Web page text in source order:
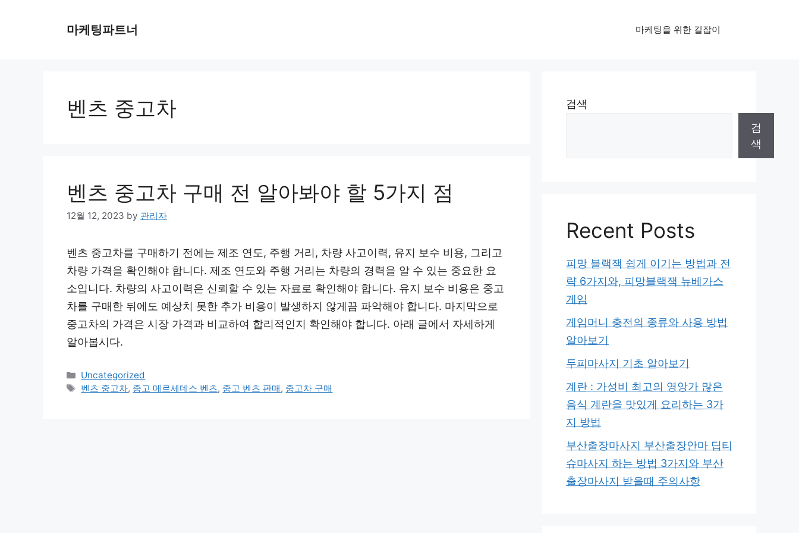
마케팅파트너 마케팅을 위한 길잡이
벤츠 중고차
벤츠 중고차 구매 전 알아봐야 할 5가지 점
12월 12, 2023 by 관리자
벤츠 중고차를 구매하기 전에는 제조 연도, 주행 거리, 차량 사고이력, 유지 보수 비용, 그리고
차량 가격을 확인해야 합니다. 제조 연도와 주행 거리는 차량의 경력을 알 수 있는 중요한 요
소입니다. 차량의 사고이력은 신뢰할 수 있는 자료로 확인해야 합니다. 유지 보수 비용은 중고
차를 구매한 뒤에도 예상치 못한 추가 비용이 발생하지 않게끔 파악해야 합니다. 마지막으로
중고차의 가격은 시장 가격과 비교하여 합리적인지 확인해야 합니다. 아래 글에서 자세하게
알아봅시다.
Categories
Uncategorized
Tags
벤츠 중고차, 중고 메르세데스 벤츠, 중고 벤츠 판매, 중고차 구매
검색
검
색
Recent Posts
피망 블랙잭 쉽게 이기는 방법과 전
략 6가지와, 피망블랙잭 뉴베가스
게임
게임머니 충전의 종류와 사용 방법
알아보기
두피마사지 기초 알아보기
계란 : 가성비 최고의 영앙가 많은
음식 계란을 맛있게 요리하는 3가
지 방법
부산출장마사지 부산출장안마 딥티
슈마사지 하는 방법 3가지와 부산
출장마사지 받을때 주의사항